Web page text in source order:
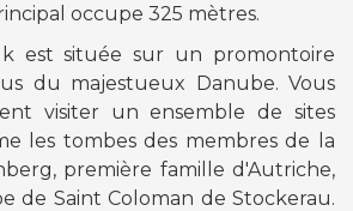
occupe 325 mètres.
est située sur un promontoire
du majestueux Danube. Vous
visiter un ensemble de sites
les tombes des membres de la
première famille d'Autriche,
de Saint Coloman de Stockerau.